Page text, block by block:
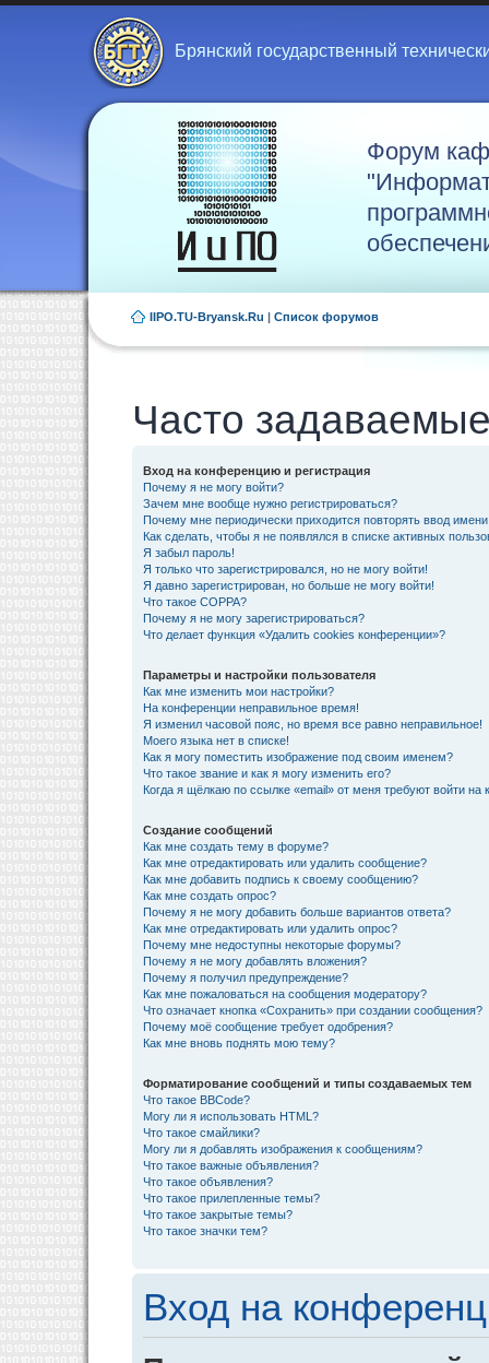
Брянский государственный
Форум
IIPO.TU-Bryansk.Ru | Список форумов
Часто
Вход на конференцию и регистрация
Почему я не могу войти?
Зачем мне вообще нужно регистрироваться?
Почему мне периодически приходится повторять ввод
Как сделать, чтобы я не появлялся в списке активных
Я забыл пароль!
Я только что зарегистрировался, но не могу войти!
Я давно зарегистрирован, но больше не могу войти!
Что такое COPPA?
Почему я не могу зарегистрироваться?
Что делает функция «Удалить cookies конференции»?
Параметры и настройки пользователя
Как мне изменить мои настройки?
На конференции неправильное время!
Я изменил часовой пояс, но время все равно неправильное!
Моего языка нет в списке!
Как я могу поместить изображение под своим именем?
Что такое звание и как я могу изменить его?
Когда я щёлкаю по ссылке «email» от меня требуют войти на
Создание сообщений
Как мне создать тему в форуме?
Как мне отредактировать или удалить сообщение?
Как мне добавить подпись к своему сообщению?
Как мне создать опрос?
Почему я не могу добавить больше вариантов ответа?
Как мне отредактировать или удалить опрос?
Почему мне недоступны некоторые форумы?
Почему я не могу добавлять вложения?
Почему я получил предупреждение?
Как мне пожаловаться на сообщения модератору?
Что означает кнопка «Сохранить» при создании сообщения?
Почему моё сообщение требует одобрения?
Как мне вновь поднять мою тему?
Форматирование сообщений и типы создаваемых тем
Что такое BBCode?
Могу ли я использовать HTML?
Что такое смайлики?
Могу ли я добавлять изображения к сообщениям?
Что такое важные объявления?
Что такое объявления?
Что такое прилепленные темы?
Что такое закрытые темы?
Что такое значки тем?
Вход на